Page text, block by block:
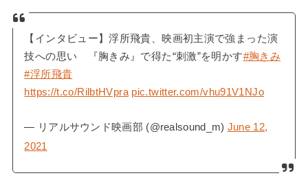
【インタビュー】浮所飛貴、映画初主演で強まった演
技への思い 『胸きみ』で得た“刺激”を明かす#胸きみ
#浮所飛貴
https://t.co/RilbtHVpra pic.twitter.com/vhu91V1NJo
— リアルサウンド映画部 (@realsound_m) June 12,
2021